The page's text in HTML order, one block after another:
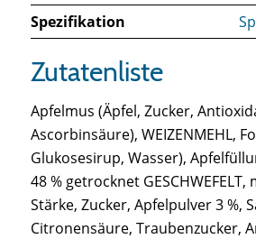
Spezifikation
Zutatenliste
Apfelmus (Äpfel, Zucker,
Ascorbinsäure), WEIZENMEHL,
Glukosesirup, Wasser),
48 % getrocknet
Stärke, Zucker, Apfelpulver 3 %,
Citronensäure, Traubenzucker,